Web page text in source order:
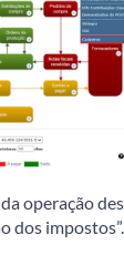
operação
dos impostos”.